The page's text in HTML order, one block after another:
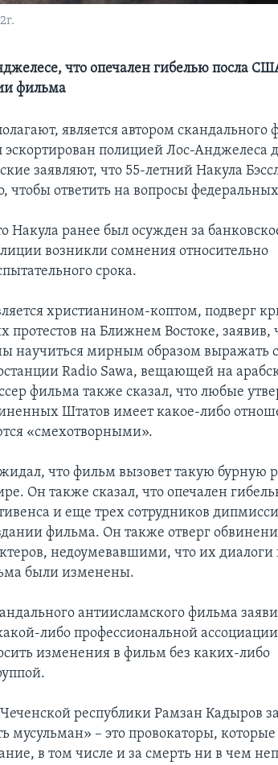
что опечален гибелью посла
фильма
является автором скандального
полицией Лос-Анджелеса
заявляют, что 55-летний Накула
чтобы ответить на вопросы
Накула ранее был осужден за
возникли сомнения относительно
срока.
христианином-коптом, подверг
протестов на Ближнем Востоке, заявив,
научиться мирным образом выражать
Radio Sawa, вещающей на
фильма также сказал, что любые
Штатов имеет какое-либо
«смехотворными».
что фильм вызовет такую бурную
Он также сказал, что опечален
и еще трех сотрудников
фильма. Он также отверг
недоумевавшими, что их диалоги
были изменены.
антиисламского фильма
либо профессиональной
изменения в фильм без каких-либо
республики Рамзан Кадыров
мусульман» – это провокаторы,
в том числе и за смерть ни в чем